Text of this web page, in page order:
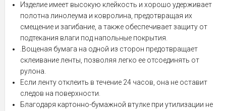
Изделие имеет высокую клейкость и хорошо удерживает
полотна линолеума и ковролина, предотвращая их
смещение и загибание, а также обеспечивает защиту от
подтекания влаги под напольные покрытия.
.Вощеная бумага на одной из сторон предотвращает
склеивание ленты, позволяя легко ее отсоединять от
рулона.
Если ленту отклеить в течение 24 часов, она не оставит
следов на поверхности.
Благодаря картонно-бумажной втулке при утилизации не